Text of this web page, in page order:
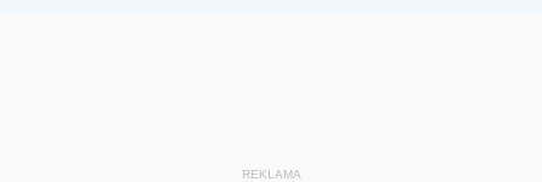
REKLAMA